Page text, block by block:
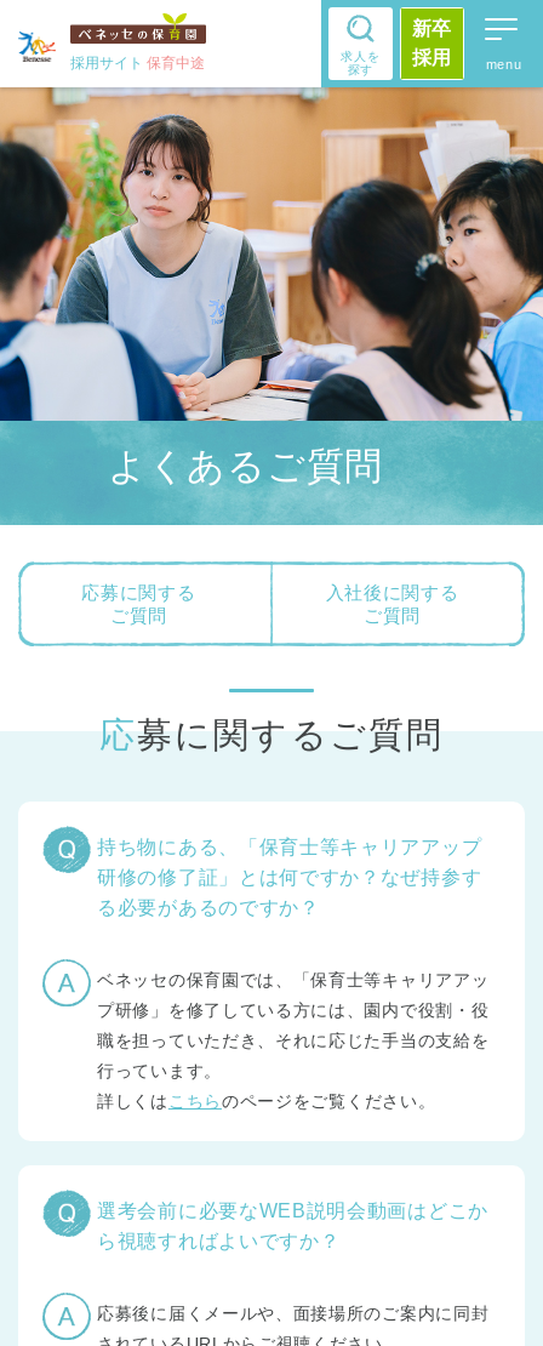
採用サイト 保育中途
求人を
探す
新卒
採用
よくあるご質問
応募に関する
ご質問
入社後に関する
ご質問
応募に関するご質問
持ち物にある、「保育士等キャリアアップ
研修の修了証」とは何ですか？なぜ持参す
る必要があるのですか？
ベネッセの保育園では、「保育士等キャリアアッ
プ研修」を修了している方には、園内で役割・役
職を担っていただき、それに応じた手当の支給を
行っています。
詳しくは こちらのページをご覧ください。
選考会前に必要なWEB説明会動画はどこか
ら視聴すればよいですか？
応募後に届くメールや、面接場所のご案内に同封